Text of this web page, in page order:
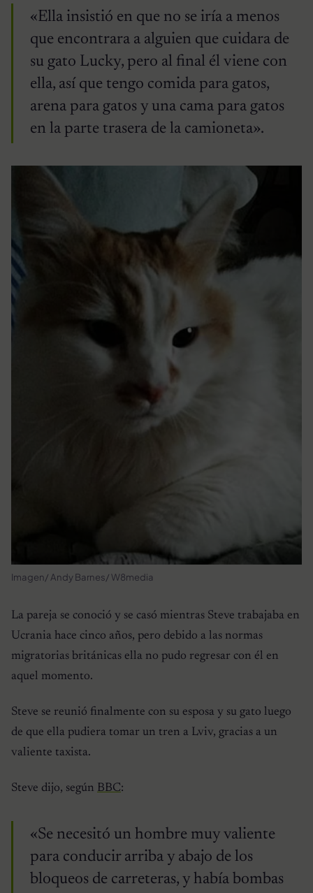
«Ella insistió en que no se iría a menos
que encontrara a alguien que cuidara de
su gato Lucky, pero al final él viene con
ella, así que tengo comida para gatos,
arena para gatos y una cama para gatos
en la parte trasera de la camioneta».
Imagen/ Andy Barnes/ W8media
La pareja se conoció y se casó mientras Steve trabajaba en
Ucrania hace cinco años, pero debido a las normas
migratorias británicas ella no pudo regresar con él en
aquel momento.
Steve se reunió finalmente con su esposa y su gato luego
de que ella pudiera tomar un tren a Lviv, gracias a un
valiente taxista.
Steve dijo, según BBC:
«Se necesitó un hombre muy valiente
para conducir arriba y abajo de los
bloqueos de carreteras, y había bombas